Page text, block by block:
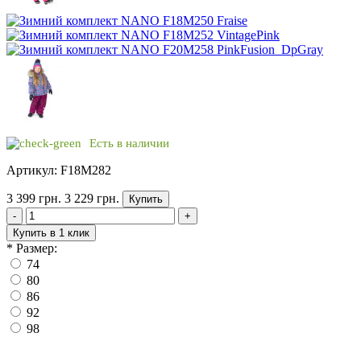
Есть в наличии
Артикул: F18M282
3 399 грн. 3 229 грн.
Купить
-
+
Купить в 1 клик
* Размер:
74
80
86
92
98